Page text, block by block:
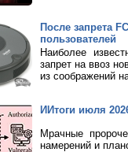
После запрета
пользователей
Наиболее
запрет на ввоз
из соображений
ИИтоги июля
Мрачные
намерений и